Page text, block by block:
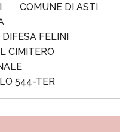
COMUNE DI ASTI
FELINI
CIMITERO
544-TER